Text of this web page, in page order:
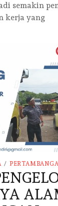
semakin
kerja yang
/